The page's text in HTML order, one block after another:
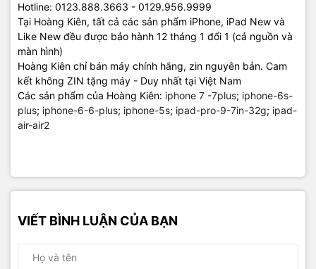
Hotline: 0123.888.3663 - 0129.956.9999
Tại Hoàng Kiên, tất cả các sản phẩm iPhone, iPad New và
Like New đều được bảo hành 12 tháng 1 đổi 1 (cả nguồn và
màn hình)
Hoàng Kiên chỉ bán máy chính hãng, zin nguyên bản. Cam
kết không ZIN tặng máy - Duy nhất tại Việt Nam
Các sản phẩm của Hoàng Kiên: iphone 7 -7plus; iphone-6s-
plus; iphone-6-6-plus; iphone-5s; ipad-pro-9-7in-32g; ipad-
air-air2
VIẾT BÌNH LUẬN CỦA BẠN